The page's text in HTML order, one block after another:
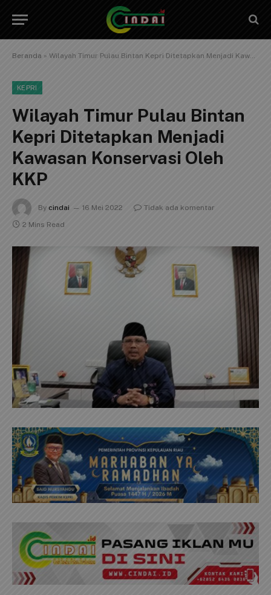
Beranda » Wilayah Timur Pulau Bintan Kepri Ditetapkan Menjadi Kawasan Konservasi Oleh KKP
KEPRI
Wilayah Timur Pulau Bintan
Kepri Ditetapkan Menjadi
Kawasan Konservasi Oleh
KKP
By cindai 16 Mei 2022
Tidak ada komentar
2 Mins Read